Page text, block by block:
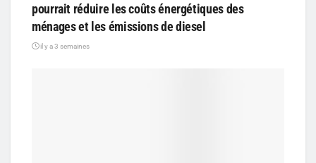
pourrait réduire les coûts énergétiques des
ménages et les émissions de diesel
il y a 3 semaines